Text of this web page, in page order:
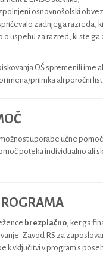
osnovnošolski
zadnjega razreda,
o uspehu za razred, ki ste ga
OŠ spremenili ime
imena/priimka ali poročni list.
uporabe učne
poteka individualno ali
brezplačno, ker ga
Zavod RS za
k vključitvi v program s